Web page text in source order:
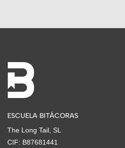
ESCUELA BITÁCORAS
The Long Tail, SL
CIF: B87681441